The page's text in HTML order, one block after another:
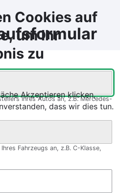
Cookies auf
um Ihr
zu
Akzeptieren klicken,
dass wir dies tun.
Ihres Autos an, z.B. Mercedes-
Fahrzeugs an, z.B. C-Klasse,